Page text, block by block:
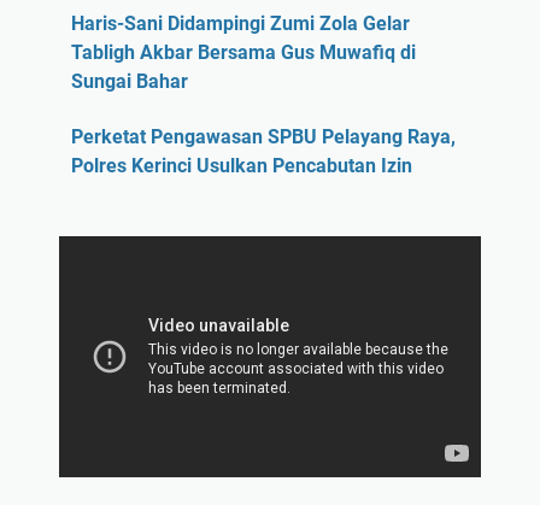
Haris-Sani Didampingi Zumi Zola Gelar
Tabligh Akbar Bersama Gus Muwafiq di
Sungai Bahar
Perketat Pengawasan SPBU Pelayang Raya,
Polres Kerinci Usulkan Pencabutan Izin